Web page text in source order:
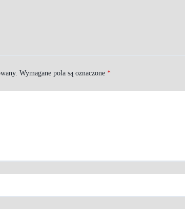
Wymagane pola są oznaczone *